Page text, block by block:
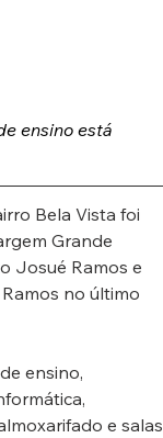
ensino está
Bela Vista foi
Grande
Josué Ramos e
no último
ensino,
e salas